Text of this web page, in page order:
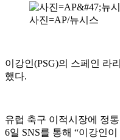
사진=AP/뉴시스
이강인(PSG)의 스페인 라
했다.
유럽 축구 이적시장에 정
6일 SNS를 통해 “이강인